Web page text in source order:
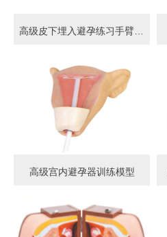
高级皮下埋入避孕练习手臂模型
高级宫内避孕器训练模型